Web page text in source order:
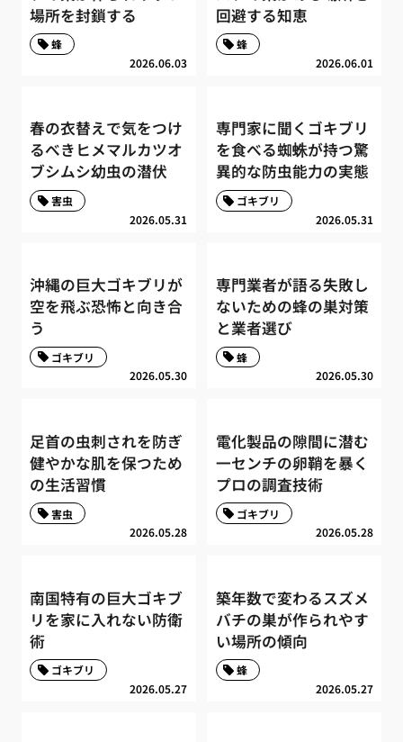
場所を封鎖する
2026.06.03
蜂
回避する知恵
2026.06.01
蜂
春の衣替えで気をつけ
るべきヒメマルカツオ
ブシムシ幼虫の潜伏
2026.05.31
害虫
専門家に聞くゴキブリ
を食べる蜘蛛が持つ驚
異的な防虫能力の実態
2026.05.31
ゴキブリ
沖縄の巨大ゴキブリが
空を飛ぶ恐怖と向き合
う
2026.05.30
ゴキブリ
専門業者が語る失敗し
ないための蜂の巣対策
と業者選び
2026.05.30
蜂
足首の虫刺されを防ぎ
健やかな肌を保つため
の生活習慣
2026.05.28
害虫
電化製品の隙間に潜む
一センチの卵鞘を暴く
プロの調査技術
2026.05.28
ゴキブリ
南国特有の巨大ゴキブ
リを家に入れない防衛
術
2026.05.27
ゴキブリ
築年数で変わるスズメ
バチの巣が作られやす
い場所の傾向
2026.05.27
蜂